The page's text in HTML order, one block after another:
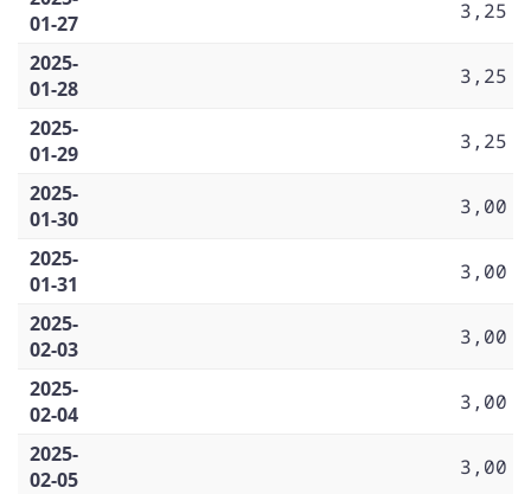
01-27
3,25
2025-
01-28
3,25
2025-
01-29
3,25
2025-
01-30
3,00
2025-
01-31
3,00
2025-
02-03
3,00
2025-
02-04
3,00
2025-
02-05
3,00